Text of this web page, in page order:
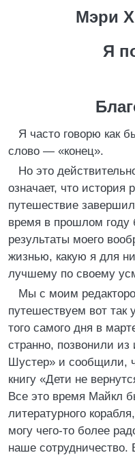
Мэри
Я
Я часто говорю как
слово — «конец».
Но это
означает, что история
путешествие
время в прошлом
результаты моего
жизнью, какую я для
лучшему по своему
Мы с моим
путешествуем вот так
того самого дня в
странно, позвонили
Шустер» и сообщили,
книгу «Дети не
Все это время Майкл
литературного
могу чего-то более
наше сотрудничество.